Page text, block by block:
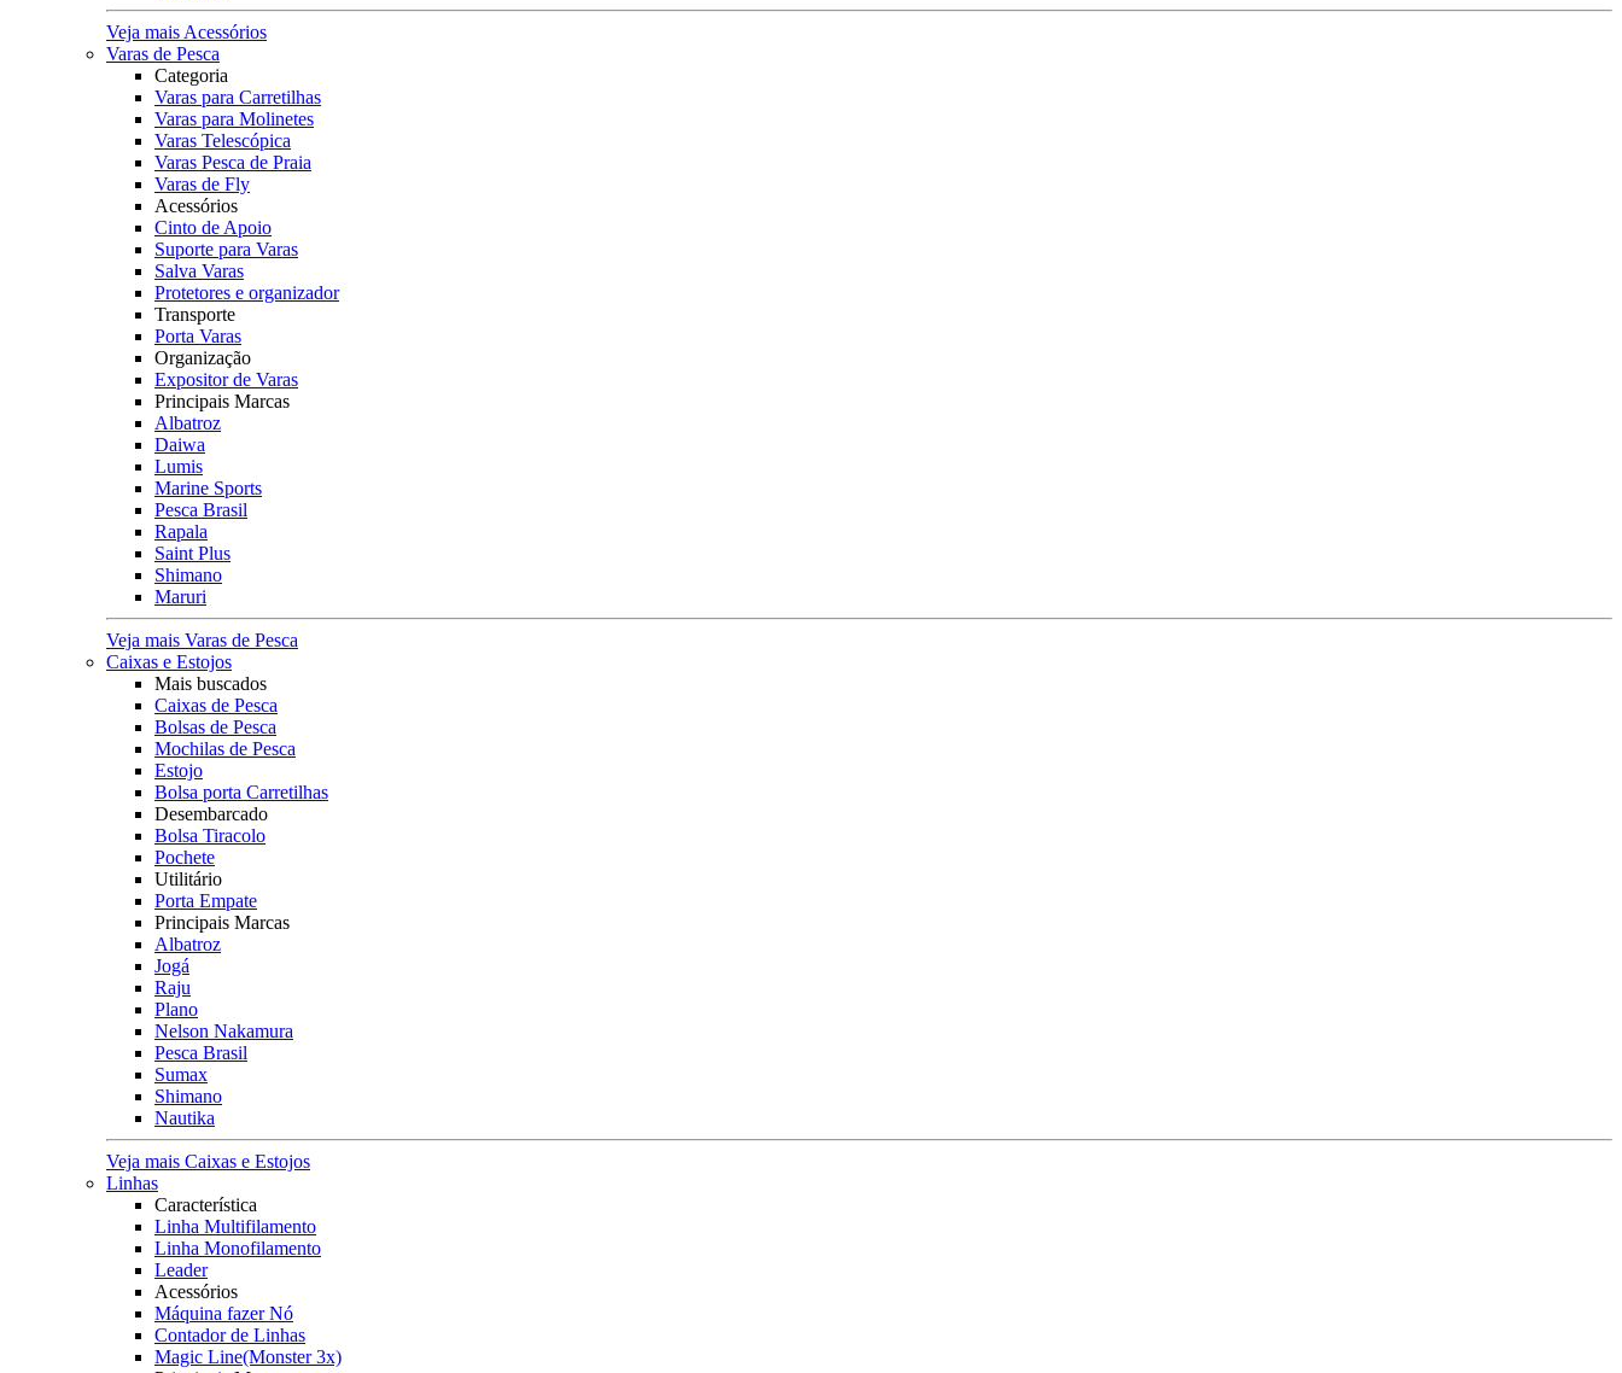
Veja mais Acessórios
Varas de Pesca
Categoria
Varas para Carretilhas
Varas para Molinetes
Varas Telescópica
Varas Pesca de Praia
Varas de Fly
Acessórios
Cinto de Apoio
Suporte para Varas
Salva Varas
Protetores e organizador
Transporte
Porta Varas
Organização
Expositor de Varas
Principais Marcas
Albatroz
Daiwa
Lumis
Marine Sports
Pesca Brasil
Rapala
Saint Plus
Shimano
Maruri
Veja mais Varas de Pesca
Caixas e Estojos
Mais buscados
Caixas de Pesca
Bolsas de Pesca
Mochilas de Pesca
Estojo
Bolsa porta Carretilhas
Desembarcado
Bolsa Tiracolo
Pochete
Utilitário
Porta Empate
Principais Marcas
Albatroz
Jogá
Raju
Plano
Nelson Nakamura
Pesca Brasil
Sumax
Shimano
Nautika
Veja mais Caixas e Estojos
Linhas
Característica
Linha Multifilamento
Linha Monofilamento
Leader
Acessórios
Máquina fazer Nó
Contador de Linhas
Magic Line(Monster 3x)